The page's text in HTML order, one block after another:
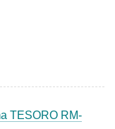
TESORO RM-